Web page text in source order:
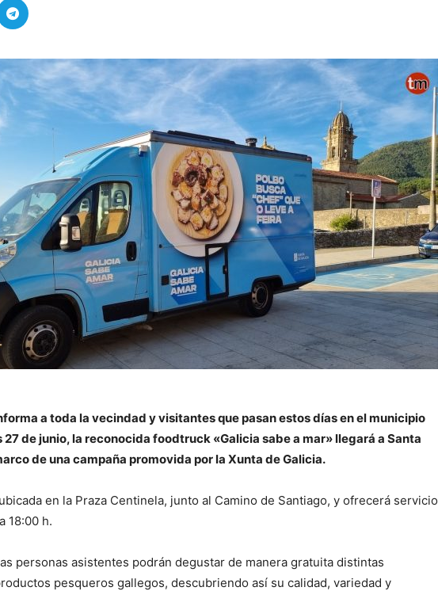
a toda la vecindad y visitantes que pasan estos días en el municipio
27 de junio, la reconocida foodtruck «Galicia sabe a mar» llegará a Santa
de una campaña promovida por la Xunta de Galicia.
en la Praza Centinela, junto al Camino de Santiago, y ofrecerá servicio
18:00 h.
personas asistentes podrán degustar de manera gratuita distintas
pesqueros gallegos, descubriendo así su calidad, variedad y